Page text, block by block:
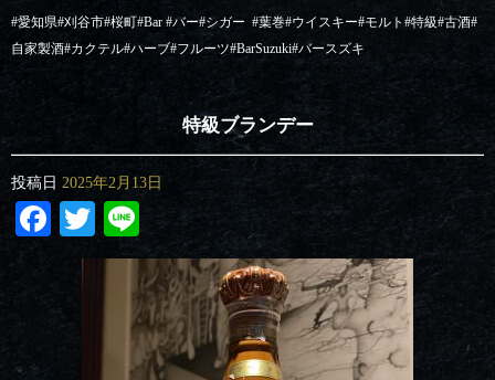
#愛知県#刈谷市#桜町#Bar #バー#シガー #葉巻#ウイスキー#モルト#特級#古酒#
自家製酒#カクテル#ハーブ#フルーツ#BarSuzuki#バースズキ
特級ブランデー
投稿日 2025年2月13日
Facebook
Twitter
Line